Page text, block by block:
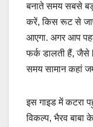
बनाते समय सबसे
करें, किस रूट से
आएगा. अगर आप
फर्क डालती हैं, जैसे
समय सामान कहां
इस गाइड में कटरा
विकल्प, भैरव बाबा